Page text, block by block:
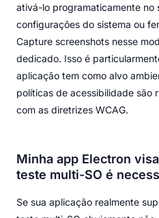
ativá-lo programaticamente no
configurações do sistema ou
Capture screenshots nesse
dedicado. Isso é
aplicação tem como alvo
políticas de acessibilidade são
com as diretrizes WCAG.
Minha app Electron
teste multi-SO é
Se sua aplicação realmente